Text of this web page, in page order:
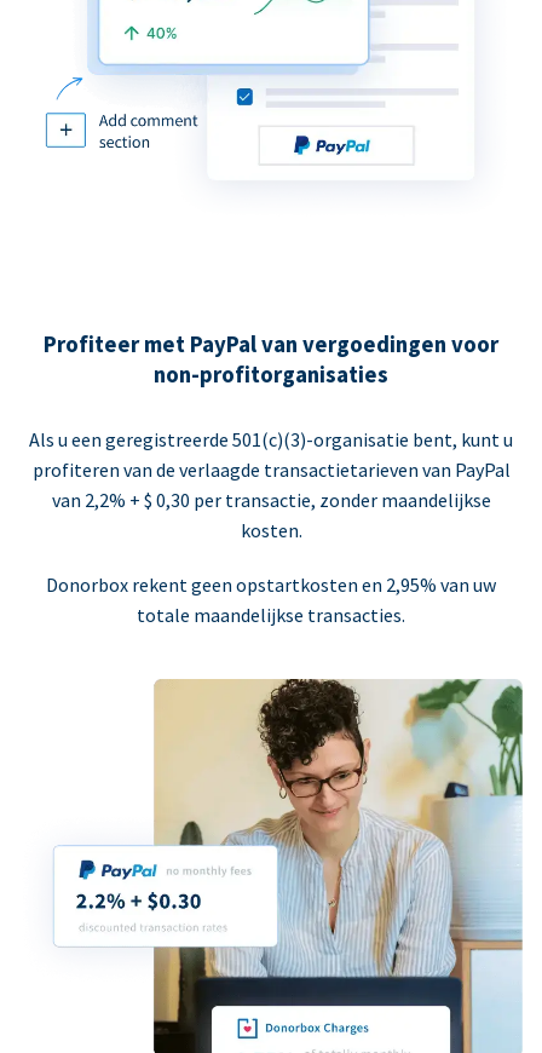
Profiteer met PayPal van vergoedingen voor
non-profitorganisaties
Als u een geregistreerde 501(c)(3)-organisatie bent, kunt u
profiteren van de verlaagde transactietarieven van PayPal
van 2,2% + $ 0,30 per transactie, zonder maandelijkse
kosten.
Donorbox rekent geen opstartkosten en 2,95% van uw
totale maandelijkse transacties.